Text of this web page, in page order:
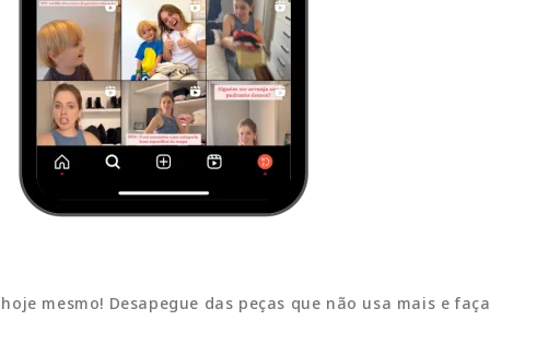
mesmo! Desapegue das peças que não usa mais e faça